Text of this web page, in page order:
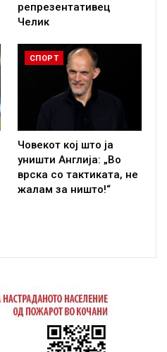
репрезентативец
Челик
СПОРТ
Човекот кој што ја
уништи Англија: „Во
врска со тактиката, не
жалам за ништо!“